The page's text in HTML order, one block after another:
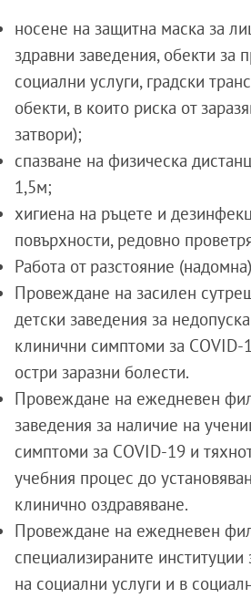
носене на защитна маска за
здравни заведения, обекти за
социални услуги, градски
обекти, в които риска от
затвори);
спазване на физическа
1,5м;
хигиена на ръцете и
повърхности, редовно
Работа от разстояние
Провеждане на засилен
детски заведения за
клинични симптоми за COVID-
остри заразни болести.
Провеждане на ежедневен
заведения за наличие на
симптоми за COVID-19 и
учебния процес до
клинично оздравяване.
Провеждане на ежедневен
специализираните институции
на социални услуги и в